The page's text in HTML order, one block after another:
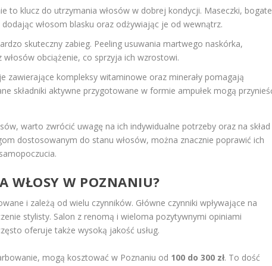
to klucz do utrzymania włosów w dobrej kondycji. Maseczki, bogate
włosom blasku oraz odżywiając je od wewnątrz.
skuteczny zabieg. Peeling usuwania martwego naskórka,
obciążenie, co sprzyja ich wzrostowi.
zawierające kompleksy witaminowe oraz minerały pomagają
składniki aktywne przygotowane w formie ampułek mogą
warto zwrócić uwagę na ich indywidualne potrzeby oraz na skład
dostosowanym do stanu włosów, można znacznie poprawić ich
WŁOSY W POZNANIU?
i zależą od wielu czynników. Główne czynniki wpływające na
stylisty. Salon z renomą i wieloma pozytywnymi opiniami
oferuje także wysoką jakość usług.
mogą kosztować w Poznaniu od 100 do 300 zł. To dość